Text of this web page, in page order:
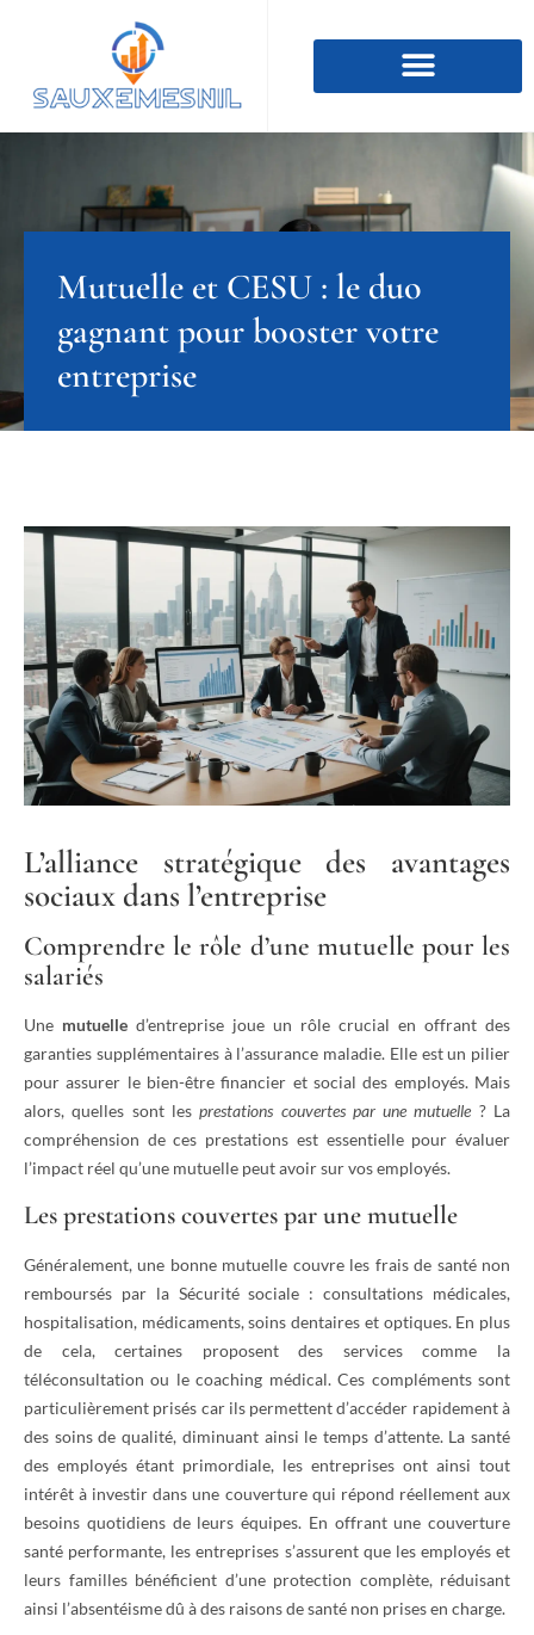
Mutuelle et CESU : le duo
gagnant pour booster votre
entreprise
L’alliance stratégique des avantages
sociaux dans l’entreprise
Comprendre le rôle d’une mutuelle pour les
salariés
Une mutuelle d’entreprise joue un rôle crucial en offrant des
garanties supplémentaires à l’assurance maladie. Elle est un pilier
pour assurer le bien-être financier et social des employés. Mais
alors, quelles sont lesprestations couvertes par une mutuelle ? La
compréhension de ces prestations est essentielle pour évaluer
l’impact réel qu’une mutuelle peut avoir sur vos employés.
Les prestations couvertes par une mutuelle
Généralement, une bonne mutuelle couvre les frais de santé non
remboursés par la Sécurité sociale : consultations médicales,
hospitalisation, médicaments, soins dentaires et optiques. En plus
de cela, certaines proposent des services comme la
téléconsultation ou le coaching médical. Ces compléments sont
particulièrement prisés car ils permettent d’accéder rapidement à
des soins de qualité, diminuant ainsi le temps d’attente. La santé
des employés étant primordiale, les entreprises ont ainsi tout
intérêt à investir dans une couverture qui répond réellement aux
besoins quotidiens de leurs équipes. En offrant une couverture
santé performante, les entreprises s’assurent que les employés et
leurs familles bénéficient d’une protection complète, réduisant
ainsi l’absentéisme dû à des raisons de santé non prises en charge.